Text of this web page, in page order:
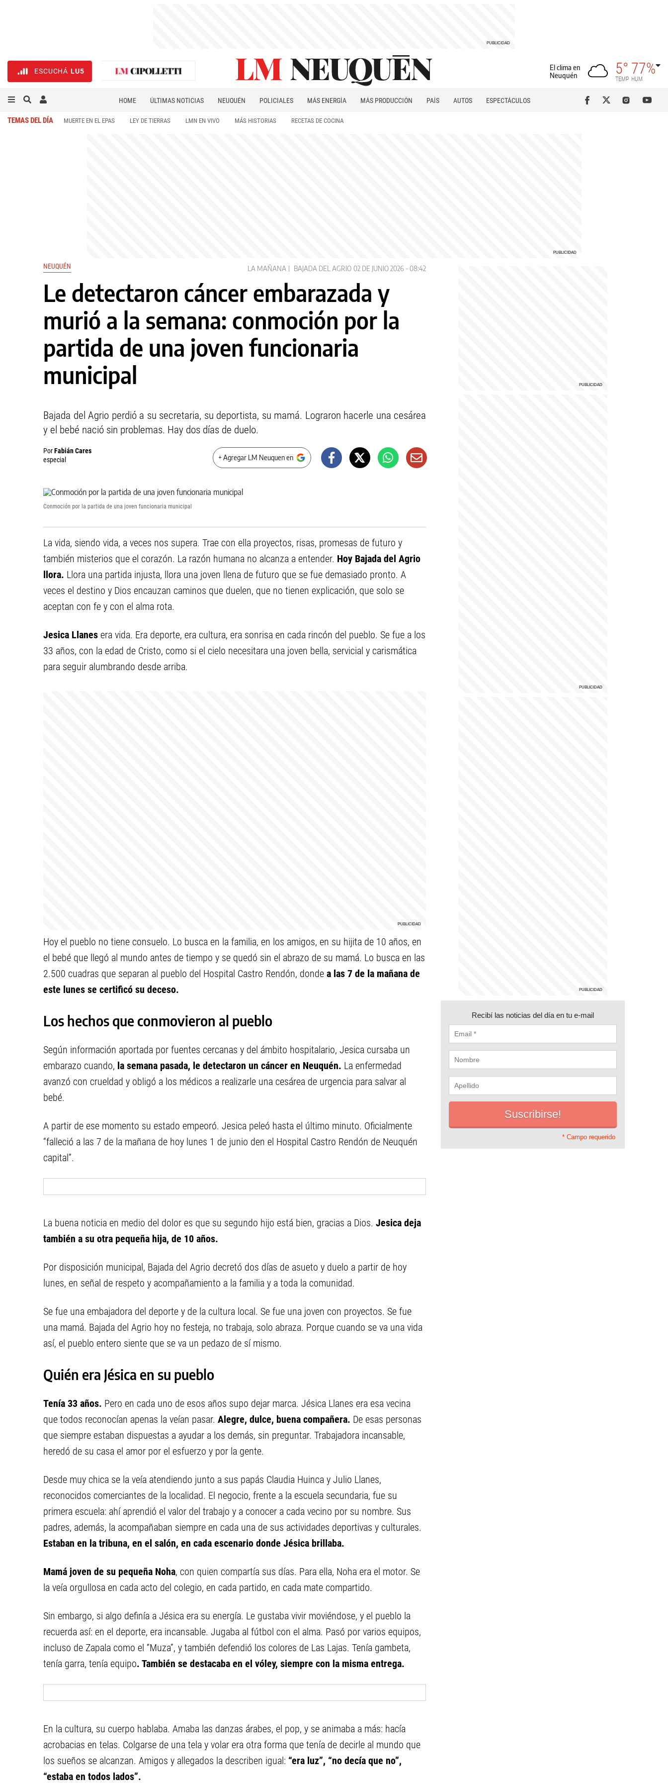
ESCUCHÁ LU5
El clima en
Neuquén
5°
TEMP
77%
HUM
HOME ÚLTIMAS NOTICIAS NEUQUÉN POLICIALES MÁS ENERGÍA MÁS PRODUCCIÓN PAÍS AUTOS
ESPECTÁCULOS
TEMAS DEL DÍA MUERTE EN EL EPAS LEY DE TIERRAS LMN EN VIVO MÁS HISTORIAS RECETAS DE COCINA
NEUQUÉN LA MAÑANA BAJADA DEL AGRIO 02 DE JUNIO 2026 - 08:42
Le detectaron cáncer embarazada y
murió a la semana: conmoción por la
partida de una joven funcionaria
municipal
Bajada del Agrio perdió a su secretaria, su deportista, su mamá. Lograron hacerle una cesárea
y el bebé nació sin problemas. Hay dos días de duelo.
PorFabián Cares
especial
+ Agregar LM Neuquen en
Conmoción por la partida de una joven funcionaria municipal
La vida, siendo vida, a veces nos supera. Trae con ella proyectos, risas, promesas de futuro y
también misterios que el corazón. La razón humana no alcanza a entender. Hoy Bajada del Agrio
llora. Llora una partida injusta, llora una joven llena de futuro que se fue demasiado pronto. A
veces el destino y Dios encauzan caminos que duelen, que no tienen explicación, que solo se
aceptan con fe y con el alma rota.
Jesica Llanes era vida. Era deporte, era cultura, era sonrisa en cada rincón del pueblo. Se fue a los
33 años, con la edad de Cristo, como si el cielo necesitara una joven bella, servicial y carismática
para seguir alumbrando desde arriba.
Hoy el pueblo no tiene consuelo. Lo busca en la familia, en los amigos, en su hijita de 10 años, en
el bebé que llegó al mundo antes de tiempo y se quedó sin el abrazo de su mamá. Lo busca en las
2.500 cuadras que separan al pueblo del Hospital Castro Rendón, donde a las 7 de la mañana de
este lunes se certificó su deceso.
Los hechos que conmovieron al pueblo
Según información aportada por fuentes cercanas y del ámbito hospitalario, Jesica cursaba un
embarazo cuando, la semana pasada, le detectaron un cáncer en Neuquén. La enfermedad
avanzó con crueldad y obligó a los médicos a realizarle una cesárea de urgencia para salvar al
bebé.
A partir de ese momento su estado empeoró. Jesica peleó hasta el último minuto. Oficialmente
“falleció a las 7 de la mañana de hoy lunes 1 de junio den el Hospital Castro Rendón de Neuquén
capital”.
La buena noticia en medio del dolor es que su segundo hijo está bien, gracias a Dios. Jesica deja
también a su otra pequeña hija, de 10 años.
Por disposición municipal, Bajada del Agrio decretó dos días de asueto y duelo a partir de hoy
lunes, en señal de respeto y acompañamiento a la familia y a toda la comunidad.
Se fue una embajadora del deporte y de la cultura local. Se fue una joven con proyectos. Se fue
una mamá. Bajada del Agrio hoy no festeja, no trabaja, solo abraza. Porque cuando se va una vida
así, el pueblo entero siente que se va un pedazo de sí mismo.
Quién era Jésica en su pueblo
Tenía 33 años. Pero en cada uno de esos años supo dejar marca. Jésica Llanes era esa vecina
que todos reconocían apenas la veían pasar. Alegre, dulce, buena compañera. De esas personas
que siempre estaban dispuestas a ayudar a los demás, sin preguntar. Trabajadora incansable,
heredó de su casa el amor por el esfuerzo y por la gente.
Desde muy chica se la veía atendiendo junto a sus papás Claudia Huinca y Julio Llanes,
reconocidos comerciantes de la localidad. El negocio, frente a la escuela secundaria, fue su
primera escuela: ahí aprendió el valor del trabajo y a conocer a cada vecino por su nombre. Sus
padres, además, la acompañaban siempre en cada una de sus actividades deportivas y culturales.
Estaban en la tribuna, en el salón, en cada escenario donde Jésica brillaba.
Mamá joven de su pequeña Noha, con quien compartía sus días. Para ella, Noha era el motor. Se
la veía orgullosa en cada acto del colegio, en cada partido, en cada mate compartido.
Sin embargo, si algo definía a Jésica era su energía. Le gustaba vivir moviéndose, y el pueblo la
recuerda así: en el deporte, era incansable. Jugaba al fútbol con el alma. Pasó por varios equipos,
incluso de Zapala como el “Muza”, y también defendió los colores de Las Lajas. Tenía gambeta,
tenía garra, tenía equipo. También se destacaba en el vóley, siempre con la misma entrega.
En la cultura, su cuerpo hablaba. Amaba las danzas árabes, el pop, y se animaba a más: hacía
acrobacias en telas. Colgarse de una tela y volar era otra forma que tenía de decirle al mundo que
los sueños se alcanzan. Amigos y allegados la describen igual: “era luz”, “no decía que no”,
“estaba en todos lados”.
Recibí las noticias del día en tu e-mail
* Campo requerido